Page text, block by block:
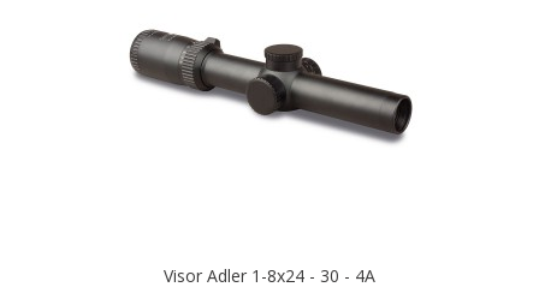
Visor Adler 1-8x24 - 30 - 4A